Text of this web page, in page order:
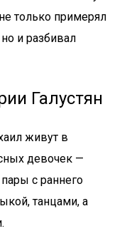
только примерял
и разбивал
Галустян
живут в
девочек —
с раннего
танцами, а